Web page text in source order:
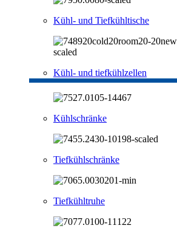
Kühl- und Tiefkühltische
Kühl- und tiefkühlzellen
Kühlschränke
Tiefkühlschränke
Tiefkühltruhe